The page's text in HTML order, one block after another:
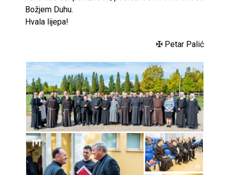
Božjem Duhu.
Hvala lijepa!
✠ Petar Palić